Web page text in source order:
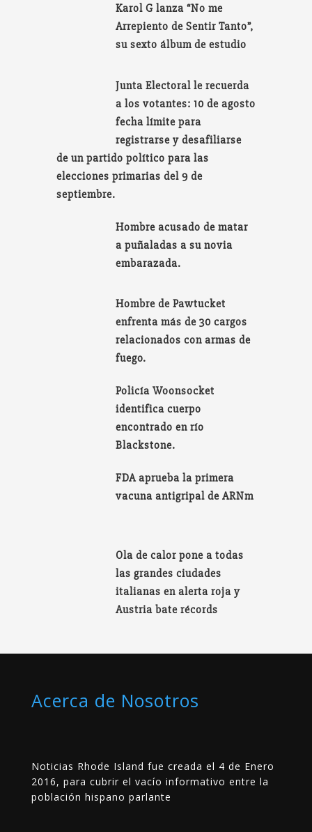
Karol G lanza “No me
Arrepiento de Sentir Tanto”,
su sexto álbum de estudio
Junta Electoral le recuerda
a los votantes: 10 de agosto
fecha límite para
registrarse y desafiliarse
de un partido político para las
elecciones primarias del 9 de
septiembre.
Hombre acusado de matar
a puñaladas a su novia
embarazada.
Hombre de Pawtucket
enfrenta más de 30 cargos
relacionados con armas de
fuego.
Policía Woonsocket
identifica cuerpo
encontrado en río
Blackstone.
FDA aprueba la primera
vacuna antigripal de ARNm
Ola de calor pone a todas
las grandes ciudades
italianas en alerta roja y
Austria bate récords
Acerca de Nosotros
Noticias Rhode Island fue creada el 4 de Enero
2016, para cubrir el vacío informativo entre la
población hispano parlante